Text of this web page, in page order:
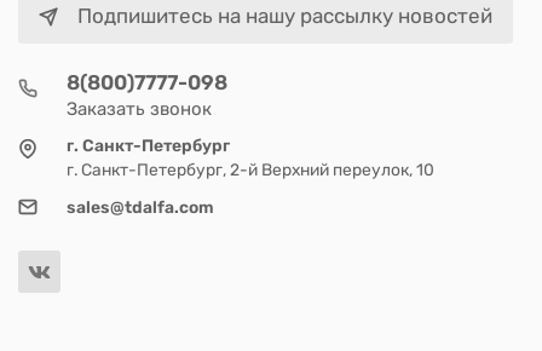
Подпишитесь на нашу рассылку новостей
8(800)7777-098
Заказать звонок
г. Санкт-Петербург
г. Санкт-Петербург, 2-й Верхний переулок, 10
sales@tdalfa.com